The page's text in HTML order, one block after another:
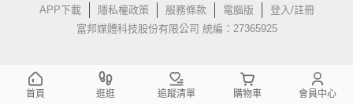
APP下載 隱私權政策 服務條款 電腦版
登入/註冊
富邦媒體科技股份有限公司 統編：27365925
首頁 逛逛 追蹤清單 購物車 會員中心